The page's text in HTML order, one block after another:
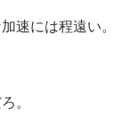
速には程遠い。
。